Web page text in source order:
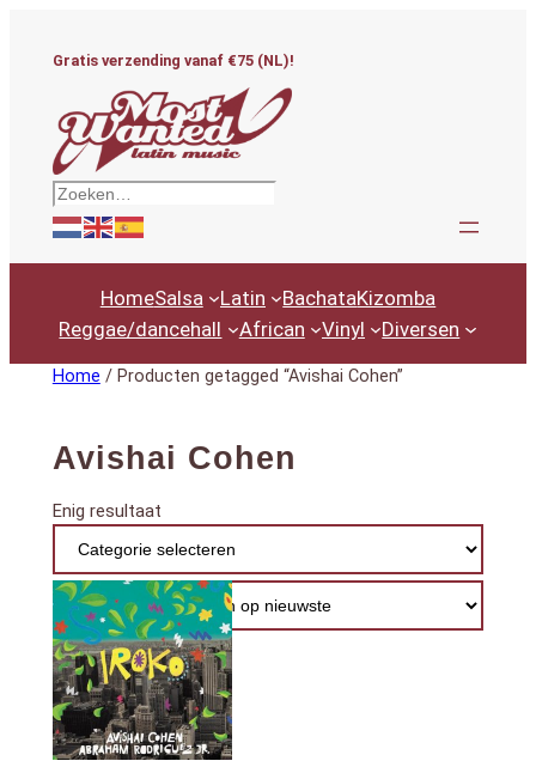
Gratis verzending vanaf €75 (NL)!
Zoeken
HomeSalsa Latin BachataKizomba
Reggae/dancehall
African Vinyl Diversen
Home / Producten getagged “Avishai Cohen”
Avishai Cohen
Enig resultaat